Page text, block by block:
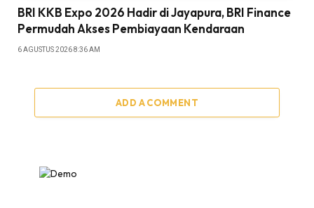
BRI KKB Expo 2026 Hadir di Jayapura, BRI Finance
Permudah Akses Pembiayaan Kendaraan
6 AGUSTUS 2026 8:36 AM
ADD A COMMENT